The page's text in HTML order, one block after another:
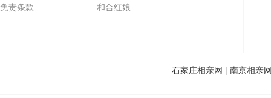
免责条款 和合红娘
石家庄相亲网 | 南京相亲